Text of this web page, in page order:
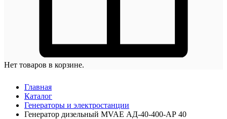
Нет товаров в корзине.
Главная
Каталог
Генераторы и электростанции
Генератор дизельный MVAE АД-40-400-AР 40